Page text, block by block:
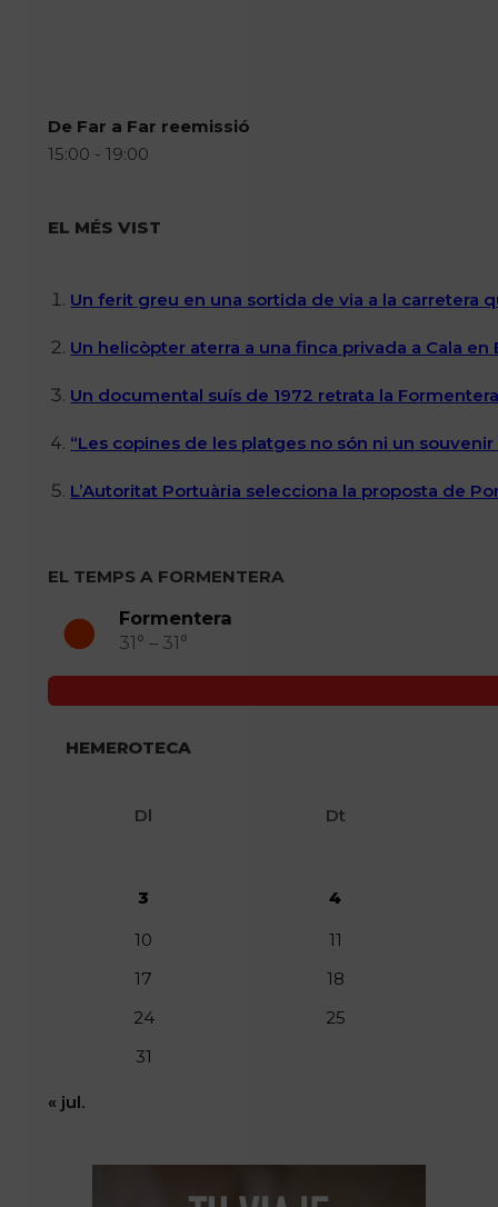
De Far a Far reemissió
15:00 - 19:00
EL MÉS VIST
Un ferit greu en una sortida de via a la carretera
Un helicòpter aterra a una finca privada a Cala
Un documental suís de 1972 retrata la
“Les copines de les platges no són ni un
L’Autoritat Portuària selecciona la proposta de
EL TEMPS A FORMENTERA
Formentera
31° – 31°
HEMEROTECA
Dl Dt
3
4
10
11
17
18
24
25
31
« jul.